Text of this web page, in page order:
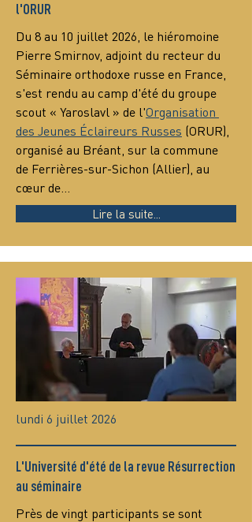
l'ORUR
Du 8 au 10 juillet 2026, le hiéromoine
Pierre Smirnov, adjoint du recteur du
Séminaire orthodoxe russe en France,
s'est rendu au camp d'été du groupe
scout « Yaroslavl » de l'Organisation
des Jeunes Éclaireurs Russes (ORUR),
organisé au Bréant, sur la commune
de Ferrières-sur-Sichon (Allier), au
cœur de…
Lire la suite...
lundi 6 juillet 2026
L'Université d'été de la revue Résurrection
au séminaire
Près de vingt participants se sont